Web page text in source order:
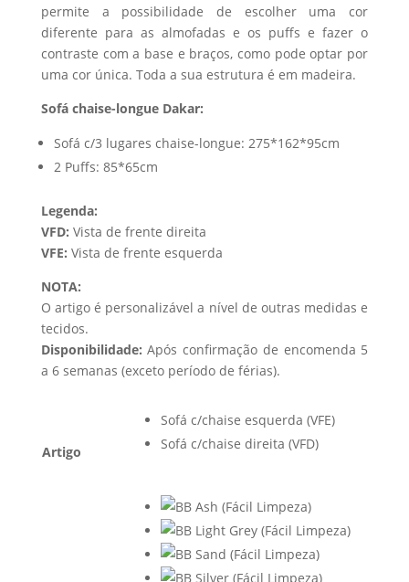
permite a possibilidade de escolher uma cor
diferente para as almofadas e os puffs e fazer o
contraste com a base e braços, como pode optar por
uma cor única. Toda a sua estrutura é em madeira.
Sofá chaise-longue Dakar:
Sofá c/3 lugares chaise-longue: 275*162*95cm
2 Puffs: 85*65cm
Legenda:
VFD: Vista de frente direita
VFE: Vista de frente esquerda
NOTA:
O artigo é personalizável a nível de outras medidas e
tecidos.
Disponibilidade: Após confirmação de encomenda 5
a 6 semanas (exceto período de férias).
Artigo
Sofá c/chaise esquerda (VFE)
Sofá c/chaise direita (VFD)